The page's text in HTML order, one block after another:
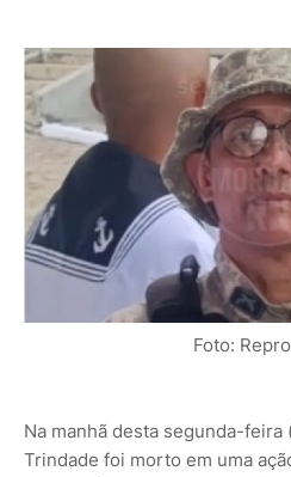
Foto:
Na manhã desta segunda-
Trindade foi morto em uma